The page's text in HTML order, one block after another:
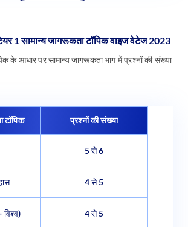
1 सामान्य जागरूकता टॉपिक वाइज वेटेज 2023
के आधार पर सामान्य जागरूकता भाग में प्रश्नों की संख्या
टॉपिक प्रश्नों की संख्या
5 से 6
4 से 5
विश्व) 4 से 5